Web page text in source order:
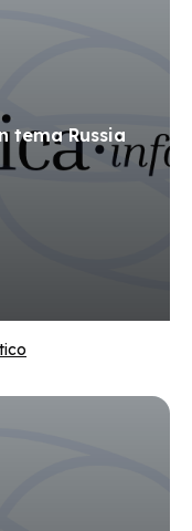
tema Russia